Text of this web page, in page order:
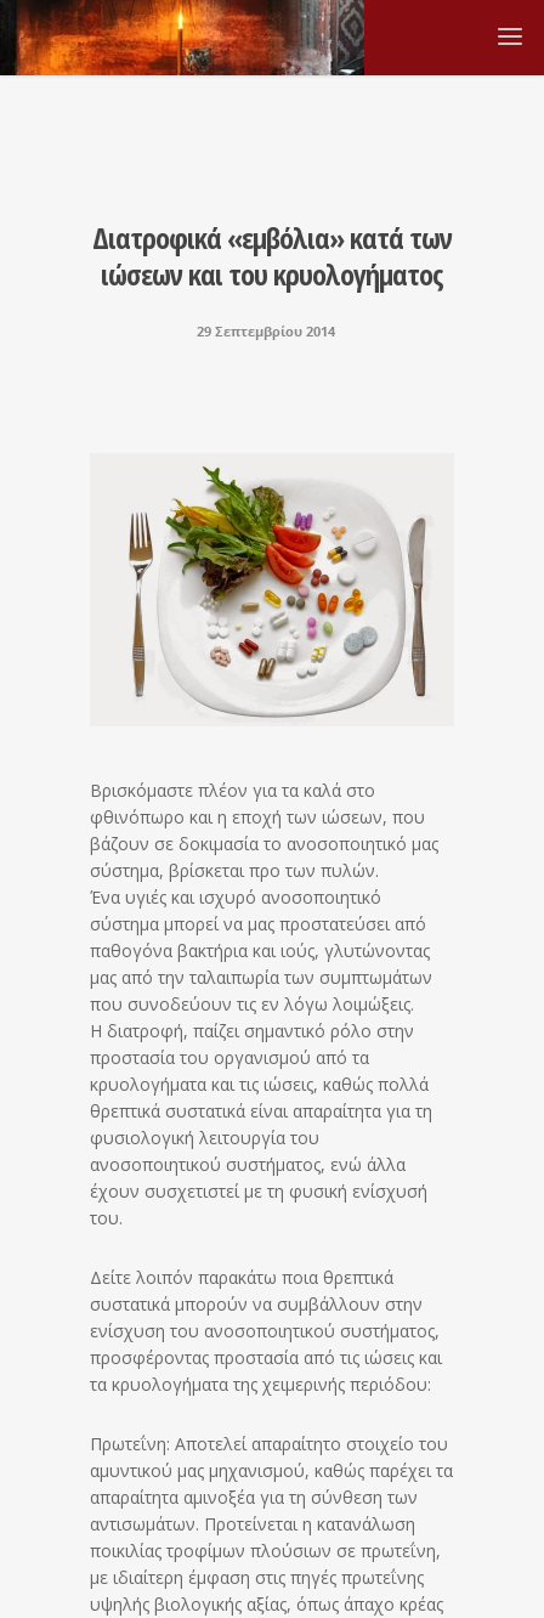
Διατροφικά «εμβόλια» κατά των
ιώσεων και του κρυολογήματος
29 Σεπτεμβρίου 2014
Βρισκόμαστε πλέον για τα καλά στο
φθινόπωρο και η εποχή των ιώσεων, που
βάζουν σε δοκιμασία το ανοσοποιητικό μας
σύστημα, βρίσκεται προ των πυλών.
Ένα υγιές και ισχυρό ανοσοποιητικό
σύστημα μπορεί να μας προστατεύσει από
παθογόνα βακτήρια και ιούς, γλυτώνοντας
μας από την ταλαιπωρία των συμπτωμάτων
που συνοδεύουν τις εν λόγω λοιμώξεις.
Η διατροφή, παίζει σημαντικό ρόλο στην
προστασία του οργανισμού από τα
κρυολογήματα και τις ιώσεις, καθώς πολλά
θρεπτικά συστατικά είναι απαραίτητα για τη
φυσιολογική λειτουργία του
ανοσοποιητικού συστήματος, ενώ άλλα
έχουν συσχετιστεί με τη φυσική ενίσχυσή
του.
Δείτε λοιπόν παρακάτω ποια θρεπτικά
συστατικά μπορούν να συμβάλλουν στην
ενίσχυση του ανοσοποιητικού συστήματος,
προσφέροντας προστασία από τις ιώσεις και
τα κρυολογήματα της χειμερινής περιόδου:
Πρωτεΐνη: Αποτελεί απαραίτητο στοιχείο του
αμυντικού μας μηχανισμού, καθώς παρέχει τα
απαραίτητα αμινοξέα για τη σύνθεση των
αντισωμάτων. Προτείνεται η κατανάλωση
ποικιλίας τροφίμων πλούσιων σε πρωτεΐνη,
με ιδιαίτερη έμφαση στις πηγές πρωτεΐνης
υψηλής βιολογικής αξίας, όπως άπαχο κρέας